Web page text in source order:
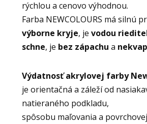
rýchlou a cenovo výhodnou.
Farba NEWCOLOURS má silnú
výborne kryje, je vodou
schne, je bez zápachu a
Výdatnosť akrylovej farby
je orientačná a záleží od
natieraného podkladu,
spôsobu maľovania a